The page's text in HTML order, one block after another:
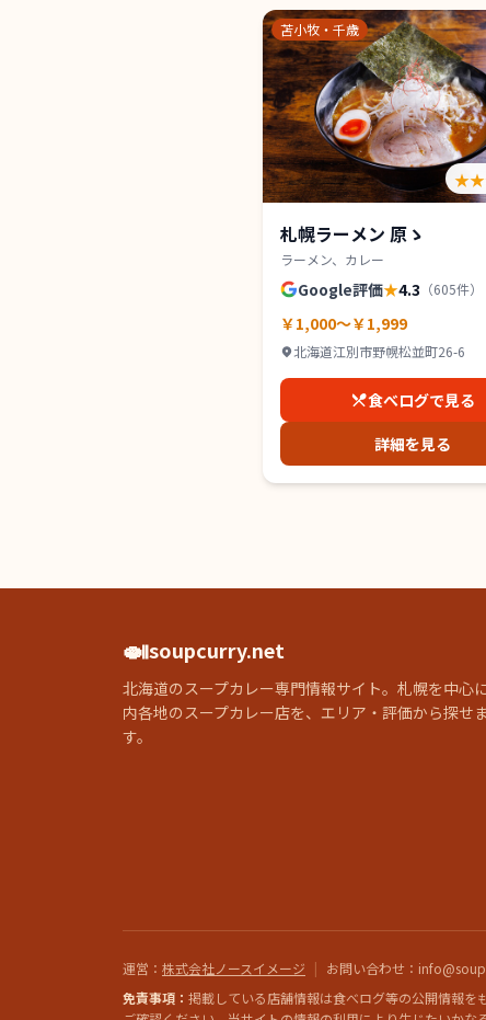
苫小牧・千歳
札幌ラーメン 原ゝ
ラーメン、カレー
Google評価★4.3 （605件）
￥1,000～￥1,999
北海道江別市野幌松並町26-6
食べログで見る
詳細を見る
🍛soupcurry.net
北海道のスープカレー専門情報サイト。札幌を中心
内各地のスープカレー店を、エリア・評価から探せま
す。
運営 ： 株式会社ノースイメージ | お問い合わせ ：
免責事項： 掲載している店舗情報は食べログ等の公開情報